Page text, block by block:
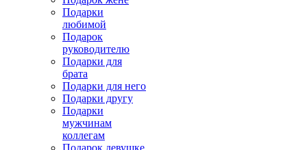
Подарки
любимой
Подарок
руководителю
Подарки для
брата
Подарки для него
Подарки другу
Подарки
мужчинам
коллегам
Подарок девушке